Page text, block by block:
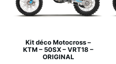
Kit déco Motocross –
KTM – 50SX – VRT18 –
ORIGINAL